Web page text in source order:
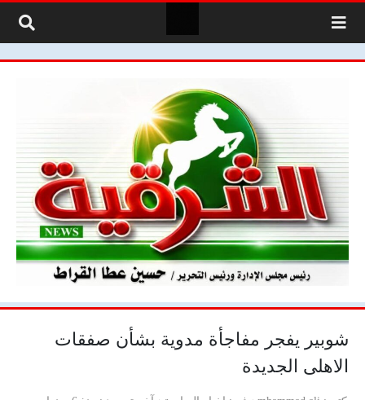
شوبير يفجر مفاجأة مدوية بشأن صفقات
الاهلى الجديدة